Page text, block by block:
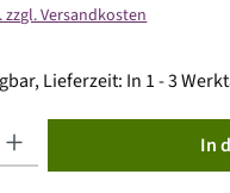
zzgl. Versandkosten
Lieferzeit: In 1 - 3
In